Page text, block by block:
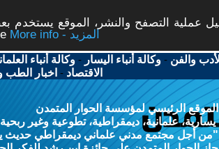
عملية التصفح والنشر، الموقع يستخدم
More info - المزيد
والفن -وكالة أنباء اليسار -وكالة أنباء
الاقتصاد - اخبار الطب
الموقع الرئيسي لمؤسسة الحوار المتمدن
يسارية، علمانية، ديمقراطية، تطوعية وغير ربحية
"من أجل مجتمع مدني علماني ديمقراطي حديث